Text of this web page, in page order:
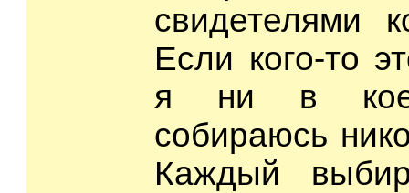
свидетелями
Если кого-то
я ни в
собираюсь
Каждый